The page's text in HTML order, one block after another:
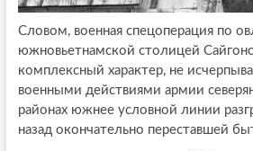
Словом, военная спецоперация по
южновьетнамской столицей
комплексный характер, не
военными действиями армии
районах южнее условной линии
назад окончательно переставшей